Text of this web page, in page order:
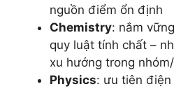
nguồn điểm ổn định
Chemistry: nắm
quy luật tính chất –
xu hướng trong
Physics: ưu tiên điện